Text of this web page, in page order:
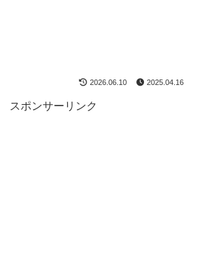
2026.06.10 2025.04.16
スポンサーリンク